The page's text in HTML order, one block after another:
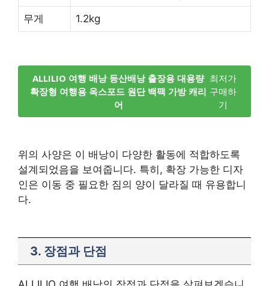
무게 1.2kg
ALLILIO 여행 배낭 등산배낭 출장용 대용량
확장형 여행용 옥스포드 원단 백팩 가방 캐리
어
최저가
구매하
기
위의 사양은 이 배낭이 다양한 활동에 적합하도록
설계되었음을 보여줍니다. 특히, 확장 가능한 디자
인은 이동 중 필요한 짐의 양이 달라질 때 유용합니
다.
3. 장점과 단점